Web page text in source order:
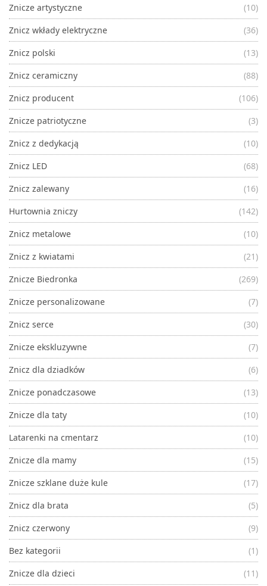
Znicze artystyczne
(10)
Znicz wkłady elektryczne
(36)
Znicz polski
(13)
Znicz ceramiczny
(88)
Znicz producent
(106)
Znicze patriotyczne
(3)
Znicz z dedykacją
(10)
Znicz LED
(68)
Znicz zalewany
(16)
Hurtownia zniczy
(142)
Znicz metalowe
(10)
Znicz z kwiatami
(21)
Znicze Biedronka
(269)
Znicze personalizowane
(7)
Znicz serce
(30)
Znicze ekskluzywne
(7)
Znicz dla dziadków
(6)
Znicze ponadczasowe
(13)
Znicze dla taty
(10)
Latarenki na cmentarz
(10)
Znicze dla mamy
(15)
Znicze szklane duże kule
(17)
Znicz dla brata
(5)
Znicz czerwony
(9)
Bez kategorii
(1)
Znicze dla dzieci
(11)